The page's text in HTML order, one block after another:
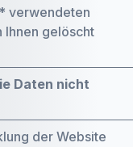
verwendeten
Ihnen gelöscht
Daten nicht
der Website